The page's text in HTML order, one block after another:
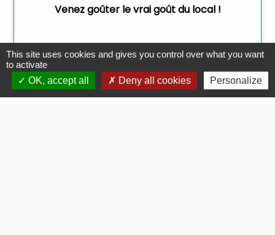
This site uses cookies and gives you control over what you want
to activate
OK, accept all
Deny all cookies Personalize